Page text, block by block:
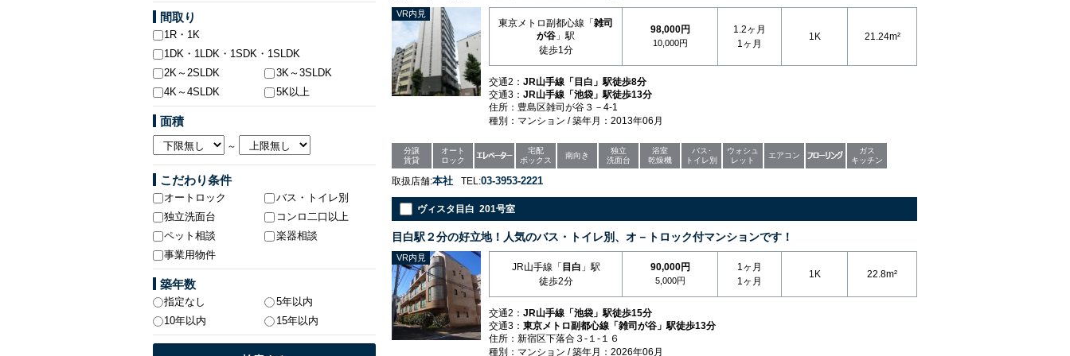
VR内見
東京メトロ副都心線「 雑司
が谷 」駅
徒歩1分
98,000円
10,000円
1.2ヶ月
1ヶ月
1K 21.24m²
交通2： JR山手線「目白」駅徒歩8分
交通3： JR山手線「池袋」駅徒歩13分
住所：豊島区雑司が谷３－4-1
種別：マンション / 築年月：2013年06月
分譲
賃貸
オート
ロック
宅配
ボックス
南向き
独立
洗面台
浴室
乾燥機
バス･
トイレ別
ウォシュ
レット
エアコン
ガス
キッチン
取扱店舗:本社 TEL:03-3953-2221
ヴィスタ目白 201号室
目白駅２分の好立地！人気のバス・トイレ別、オ－トロック付マンションです！
VR内見
JR山手線「 目白 」駅
徒歩2分
90,000円
5,000円
1ヶ月
1ヶ月
1K 22.8m²
交通2： JR山手線「池袋」駅徒歩15分
交通3： 東京メトロ副都心線「雑司が谷」駅徒歩13分
住所：新宿区下落合３-１-１６
種別：マンション / 築年月：2026年06月
間取り
1R・1K
1DK・1LDK・1SDK・1SLDK
2K～2SLDK
3K～3SLDK
4K～4SLDK
5K以上
面積
～
こだわり条件
オートロック
バス・トイレ別
独立洗面台
コンロ二口以上
ペット相談
楽器相談
事業用物件
築年数
指定なし
5年以内
10年以内
15年以内